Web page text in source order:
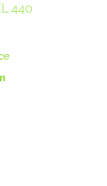
44o